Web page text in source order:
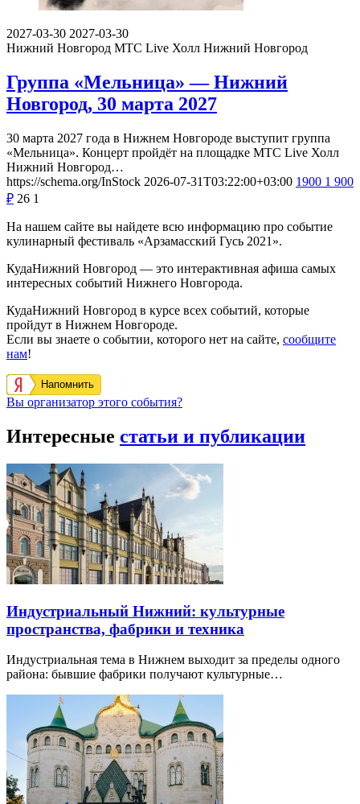
2027-03-30 2027-03-30
Нижний Новгород МТС Live Холл Нижний Новгород
Группа «Мельница» — Нижний
Новгород, 30 марта 2027
30 марта 2027 года в Нижнем Новгороде выступит группа
«Мельница». Концерт пройдёт на площадке МТС Live Холл
Нижний Новгород…
https://schema.org/InStock 2026-07-31T03:22:00+03:00 1900 1 900
₽ 26 1
На нашем сайте вы найдете всю информацию про событие
кулинарный фестиваль «Арзамасский Гусь 2021».
КудаНижний Новгород — это интерактивная афиша самых
интересных событий Нижнего Новгорода.
КудаНижний Новгород в курсе всех событий, которые
пройдут в Нижнем Новгороде.
Если вы знаете о событии, которого нет на сайте, сообщите
нам!
Напомнить
Вы организатор этого события?
Интересные статьи и публикации
Индустриальный Нижний: культурные
пространства, фабрики и техника
Индустриальная тема в Нижнем выходит за пределы одного
района: бывшие фабрики получают культурные…